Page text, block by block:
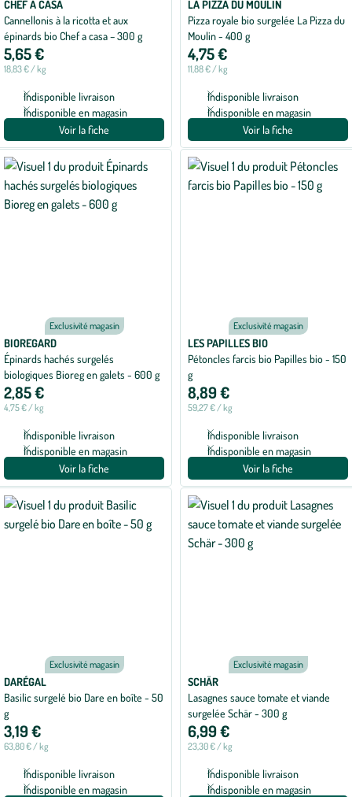
CHEF A CASA
Cannellonis à la ricotta et aux
épinards bio Chef a casa – 300 g
5,65 €
18,83 € / kg
Indisponible livraison
Indisponible en magasin
Voir la fiche
LA PIZZA DU MOULIN
Pizza royale bio surgelée La Pizza du
Moulin - 400 g
4,75 €
11,88 € / kg
Indisponible livraison
Indisponible en magasin
Voir la fiche
Exclusivité magasin
BIOREGARD
Épinards hachés surgelés
biologiques Bioreg en galets - 600 g
2,85 €
4,75 € / kg
Indisponible livraison
Indisponible en magasin
Voir la fiche
Exclusivité magasin
LES PAPILLES BIO
Pétoncles farcis bio Papilles bio - 150
g
8,89 €
59,27 € / kg
Indisponible livraison
Indisponible en magasin
Voir la fiche
Exclusivité magasin
DARÉGAL
Basilic surgelé bio Dare en boîte - 50
g
3,19 €
63,80 € / kg
Indisponible livraison
Indisponible en magasin
Exclusivité magasin
SCHÄR
Lasagnes sauce tomate et viande
surgelée Schär - 300 g
6,99 €
23,30 € / kg
Indisponible livraison
Indisponible en magasin